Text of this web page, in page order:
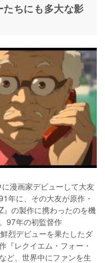
ちにも多大な影
漫画家デビューして大友
年に、その大友が原作・
の製作に携わったのを機
97年の初監督作
烈デビューを果たしたダ
『レクイエム・フォー・
ど、世界中にファンを生